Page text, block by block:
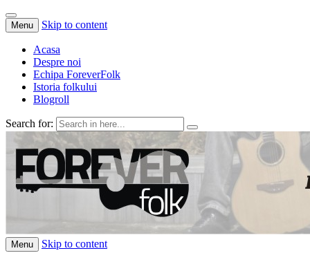
Menu Skip to content
Acasa
Despre noi
Echipa ForeverFolk
Istoria folkului
Blogroll
Search for:
ForeverFolk
Muzica sufletului tau
Menu Skip to content